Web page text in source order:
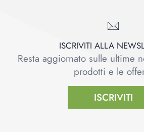
ISCRIVITI ALLA
Resta aggiornato sulle ultime
prodotti e le
ISCRIVITI